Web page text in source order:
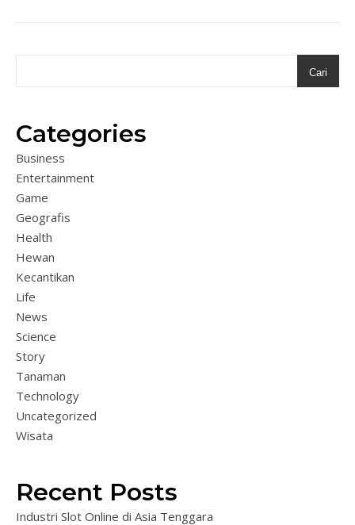
Cari
Categories
Business
Entertainment
Game
Geografis
Health
Hewan
Kecantikan
Life
News
Science
Story
Tanaman
Technology
Uncategorized
Wisata
Recent Posts
Industri Slot Online di Asia Tenggara